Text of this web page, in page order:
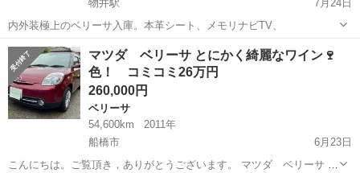
物井駅
7月24日
内外装極上のベリーサ入庫。本革シート、メモリナビTV、
千葉 佐倉市 物井駅 ベリーサ
マツダ ベリーサ とにかく綺麗なワイン🍷
色！ コミコミ26万円
260,000円
ベリーサ
54,600km
2011年
船橋市
6月23日
こんにちは。ご覧頂き，ありがとうございます。 マツダ ベリーサ で